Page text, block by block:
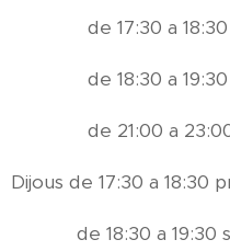
de 17:30 a 18:30
de 18:30 a 19:30
de 21:00 a 23:00
Dijous de 17:30 a 18:30
de 18:30 a 19:30